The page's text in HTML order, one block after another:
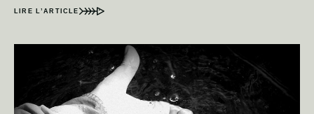
LIRE L’ARTICLE